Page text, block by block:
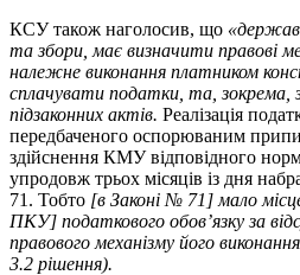
КСУ також наголосив, що
та збори, має визначити правові
належне виконання платником
сплачувати податки, та, зокрема,
підзаконних актів. Реалізація
передбаченого оспорюваним
здійснення КМУ відповідного
упродовж трьох місяців із дня
71. Тобто [в Законі № 71 ] мало
ПКУ] податкового обов’язку за
правового механізму його виконання
3.2 рішення).